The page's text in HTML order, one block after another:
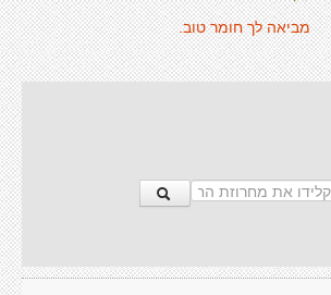
מביאה לך חומר טוב.